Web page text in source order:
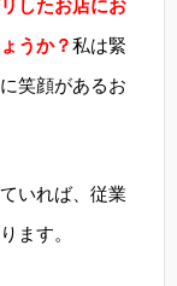
したお店にお
うか？私は緊
笑顔があるお
いれば、従業
ます。